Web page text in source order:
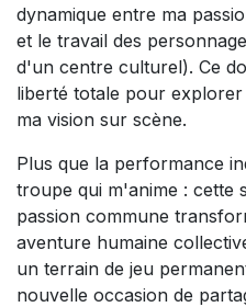
dynamique entre ma
et le travail des
d'un centre culturel). Ce
liberté totale pour
ma vision sur scène.
Plus que la performance
troupe qui m'anime : cette
passion commune
aventure humaine
un terrain de jeu
nouvelle occasion de